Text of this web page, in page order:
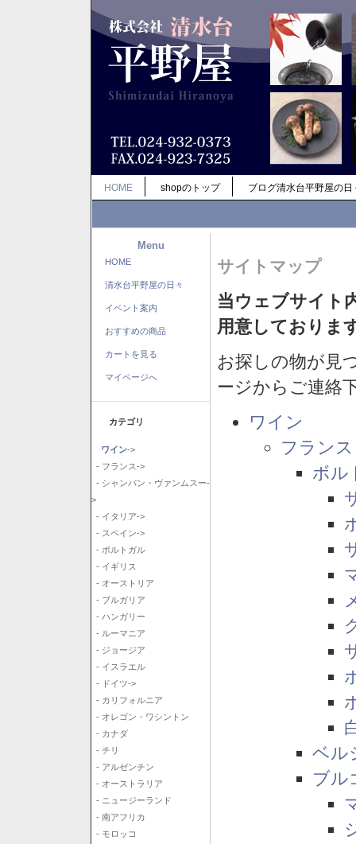
HOME shopのトップ ブログ清水台平野屋の日
Menu
HOME
清水台平野屋の日々
イベント案内
おすすめの商品
カートを見る
マイページへ
カテゴリ
ワイン->
- フランス->
- シャンパン・ヴァンムスー-
>
- イタリア->
- スペイン->
- ポルトガル
- イギリス
- オーストリア
- ブルガリア
- ハンガリー
- ルーマニア
- ジョージア
- イスラエル
- ドイツ->
- カリフォルニア
- オレゴン・ワシントン
- カナダ
- チリ
- アルゼンチン
- オーストラリア
- ニュージーランド
- 南アフリカ
- モロッコ
サイトマップ
当ウェブサイト
用意しておりま
お探しの物が見
ージからご連絡
ワイン
フランス
ボル
ベル
ブル